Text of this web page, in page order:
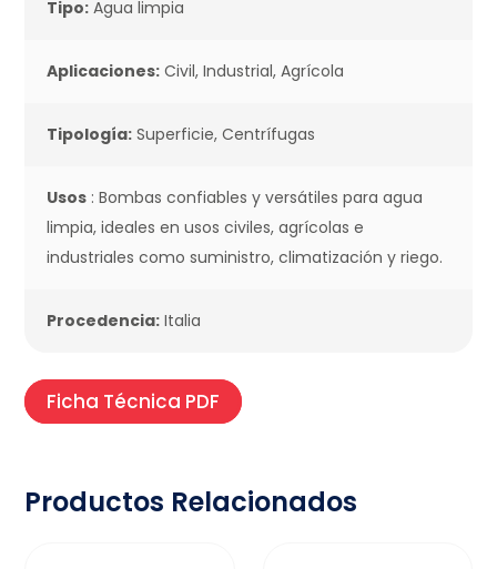
Tipo: Agua limpia
Aplicaciones: Civil, Industrial, Agrícola
Tipología: Superficie, Centrífugas
Usos : Bombas confiables y versátiles para agua
limpia, ideales en usos civiles, agrícolas e
industriales como suministro, climatización y riego.
Procedencia: Italia
Ficha Técnica PDF
Productos Relacionados